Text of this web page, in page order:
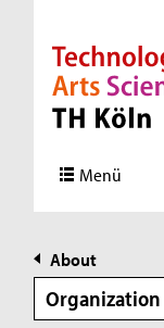
Direkt zur
Direkt zur
Direkt zum
Direkt zum
Menü
About
Organization